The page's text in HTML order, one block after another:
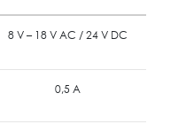
8 V – 18 V AC / 24 V DC
0,5 A